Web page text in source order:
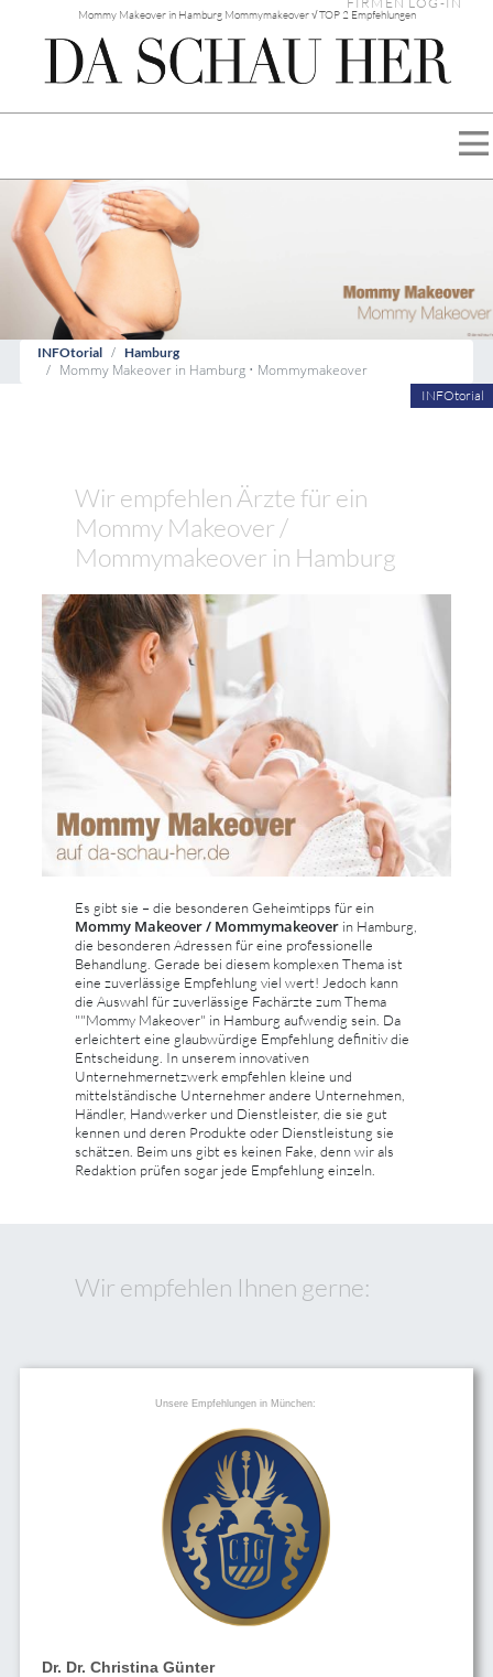
Mommy Makeover in Hamburg Mommymakeover √ TOP 2 Empfehlungen
INFOtorial Hamburg
Mommy Makeover in Hamburg • Mommymakeover
INFOtorial
Wir empfehlen Ärzte für ein
Mommy Makeover /
Mommymakeover in Hamburg
Es gibt sie – die besonderen Geheimtipps für ein
Mommy Makeover / Mommymakeover in Hamburg,
die besonderen Adressen für eine professionelle
Behandlung. Gerade bei diesem komplexen Thema ist
eine zuverlässige Empfehlung viel wert! Jedoch kann
die Auswahl für zuverlässige Fachärzte zum Thema
""Mommy Makeover" in Hamburg aufwendig sein. Da
erleichtert eine glaubwürdige Empfehlung definitiv die
Entscheidung. In unserem innovativen
Unternehmernetzwerk empfehlen kleine und
mittelständische Unternehmer andere Unternehmen,
Händler, Handwerker und Dienstleister, die sie gut
kennen und deren Produkte oder Dienstleistung sie
schätzen. Beim uns gibt es keinen Fake, denn wir als
Redaktion prüfen sogar jede Empfehlung einzeln.
Wir empfehlen Ihnen gerne:
Unsere Empfehlungen in München:
Dr. Dr. Christina Günter